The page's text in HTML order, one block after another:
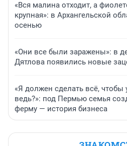
«Вся малина отходит, а
крупная»: в Архангельской
осенью
«Они все были заражены»: в
Дятлова появились новые
«Я должен сделать всё,
ведь?»: под Пермью семья
ферму — история бизнеса